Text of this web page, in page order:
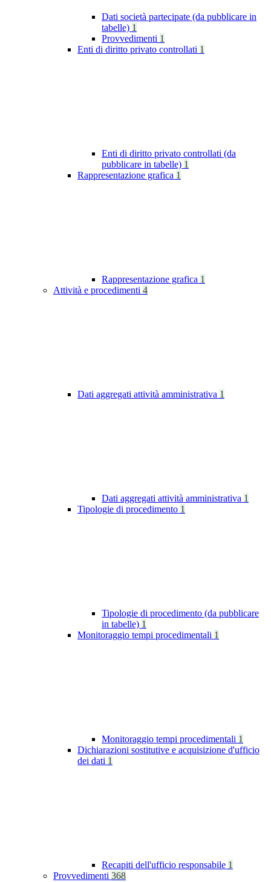
Dati società partecipate (da pubblicare in
tabelle) 1
Provvedimenti 1
Enti di diritto privato controllati 1
Enti di diritto privato controllati (da
pubblicare in tabelle) 1
Rappresentazione grafica 1
Rappresentazione grafica 1
Attività e procedimenti 4
Dati aggregati attività amministrativa 1
Dati aggregati attività amministrativa 1
Tipologie di procedimento 1
Tipologie di procedimento (da pubblicare
in tabelle) 1
Monitoraggio tempi procedimentali 1
Monitoraggio tempi procedimentali 1
Dichiarazioni sostitutive e acquisizione d'ufficio
dei dati 1
Recapiti dell'ufficio responsabile 1
Provvedimenti 368